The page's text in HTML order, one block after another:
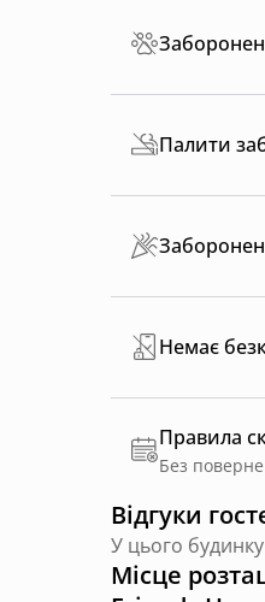
Палити
Немає
Правила
Без
Відгуки
У цього
Місце